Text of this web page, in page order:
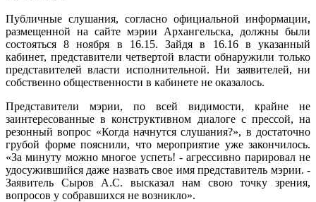
Публичные слушания, согласно официальной информации,
размещенной на сайте мэрии Архангельска, должны были
состояться 8 ноября в 16.15. Зайдя в 16.16 в указанный
кабинет, представители четвертой власти обнаружили только
представителей власти исполнительной. Ни заявителей, ни
собственно общественности в кабинете не оказалось.
Представители мэрии, по всей видимости, крайне не
заинтересованные в конструктивном диалоге с прессой, на
резонный вопрос «Когда начнутся слушания?», в достаточно
грубой форме пояснили, что мероприятие уже закончилось.
«За минуту можно многое успеть! - агрессивно парировал не
удосужившийся даже назвать свое имя представитель мэрии. -
Заявитель Сыров А.С. высказал нам свою точку зрения,
вопросов у собравшихся не возникло».